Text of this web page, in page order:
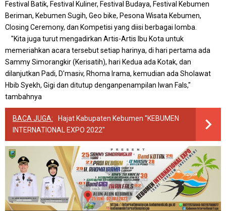
Festival Batik, Festival Kuliner, Festival Budaya, Festival Kebumen
Beriman, Kebumen Sugih, Geo bike, Pesona Wisata Kebumen,
Closing Ceremony, dan Kompetisi yang diisi berbagai lomba.
"Kita juga turut mengadirkan Artis-Artis Ibu Kota untuk
memeriahkan acara tersebut setiap harinya, di hari pertama ada
Sammy Simorangkir (Kerisatih), hari Kedua ada Kotak, dan
dilanjutkan Padi, D'masiv, Rhoma Irama, kemudian ada Sholawat
Hbib Syekh, Gigi dan ditutup denganpenampilan Iwan Fals,"
tambahnya
BACA JUGA:
Hajat Kabupaten Kebumen "KEBUMEN
INTERNATIONAL EXPO 2022"